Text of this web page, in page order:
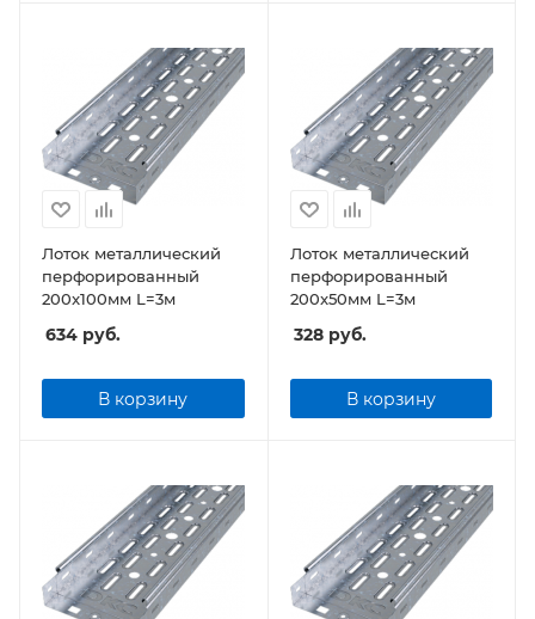
Лоток металлический
перфорированный
200x100мм L=3м
634 руб.
В корзину
Лоток металлический
перфорированный
200x50мм L=3м
328руб.
В корзину